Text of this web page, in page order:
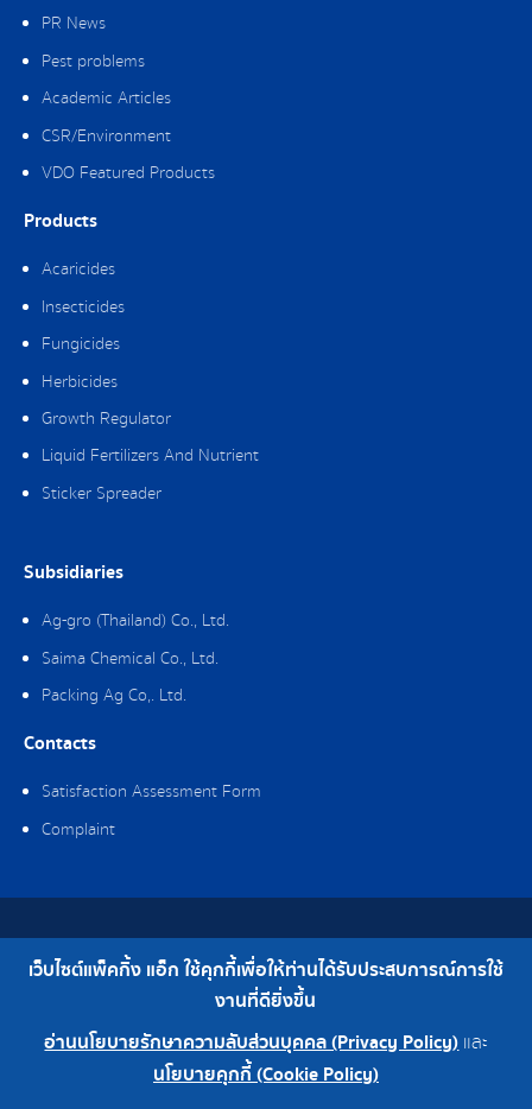
PR News
Pest problems
Academic Articles
CSR/Environment
VDO Featured Products
Products
Acaricides
Insecticides
Fungicides
Herbicides
Growth Regulator
Liquid Fertilizers And Nutrient
Sticker Spreader
Subsidiaries
Ag-gro (Thailand) Co., Ltd.
Saima Chemical Co., Ltd.
Packing Ag Co,. Ltd.
Contacts
Satisfaction Assessment Form
Complaint
Copyright © 2019 Packing Ag Co,. Ltd. All Rights Reserved.
Telephone : 0-2308-2102 | Fax : 0-2308-2487
เว็บไซต์แพ็คกิ้ง แอ็ก ใช้คุกกี้เพื่อให้ท่านได้รับประสบการณ์การใช้
งานที่ดียิ่งขึ้น
อ่านนโยบายรักษาความลับส่วนบุคคล (Privacy Policy) และ
นโยบายคุกกี้ (Cookie Policy)
0-2308-2102
Factory 0-2324-0515-6